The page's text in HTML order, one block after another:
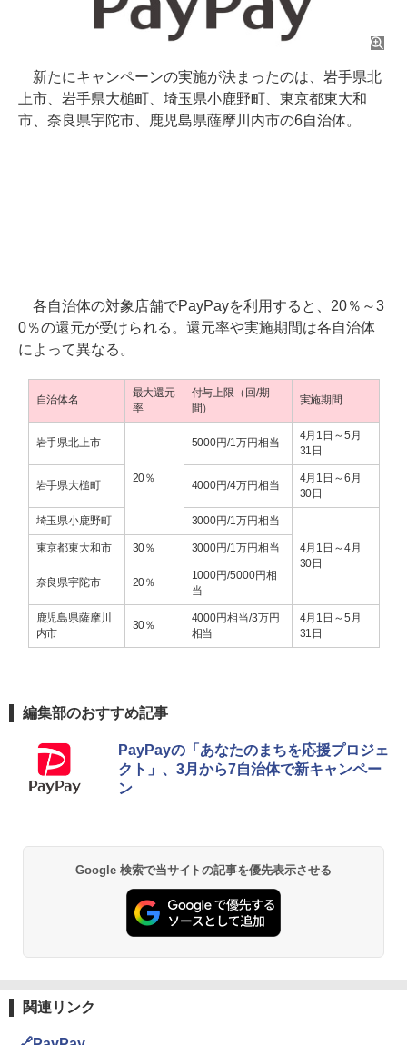
新たにキャンペーンの実施が決まったのは、岩手県北
上市、岩手県大槌町、埼玉県小鹿野町、東京都東大和
市、奈良県宇陀市、鹿児島県薩摩川内市の6自治体。
各自治体の対象店舗でPayPayを利用すると、20％～3
0％の還元が受けられる。還元率や実施期間は各自治体
によって異なる。
自治体名
最大還元
率
付与上限（回/期
間）
実施期間
岩手県北上市
20％
5000円/1万円相当
4月1日～5月
31日
岩手県大槌町 4000円/4万円相当
4月1日～6月
30日
埼玉県小鹿野町 3000円/1万円相当
4月1日～4月
30日
東京都東大和市 30％ 3000円/1万円相当
奈良県宇陀市 20％
1000円/5000円相
当
鹿児島県薩摩川
内市
30％
4000円相当/3万円
相当
4月1日～5月
31日
編集部のおすすめ記事
PayPayの「あなたのまちを応援プロジェ
クト」、3月から7自治体で新キャンペー
ン
Google 検索で当サイトの記事を優先表示させる
関連リンク